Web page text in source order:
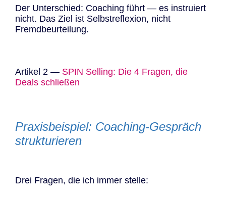
Der Unterschied: Coaching führt — es instruiert
nicht. Das Ziel ist Selbstreflexion, nicht
Fremdbeurteilung.
Artikel 2 — SPIN Selling: Die 4 Fragen, die
Deals schließen
Praxisbeispiel: Coaching-Gespräch
strukturieren
Drei Fragen, die ich immer stelle: